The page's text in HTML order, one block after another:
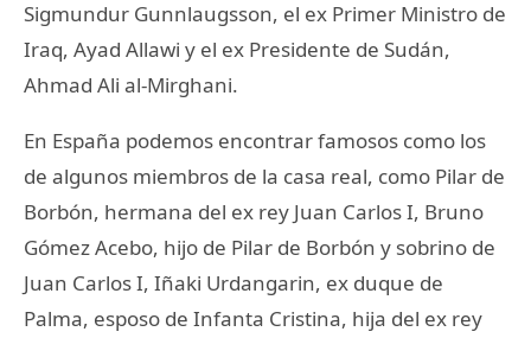
Sigmundur Gunnlaugsson, el ex Primer Ministro de
Iraq, Ayad Allawi y el ex Presidente de Sudán,
Ahmad Ali al-Mirghani.
En España podemos encontrar famosos como los
de algunos miembros de la casa real, como Pilar de
Borbón, hermana del ex rey Juan Carlos I, Bruno
Gómez Acebo, hijo de Pilar de Borbón y sobrino de
Juan Carlos I, Iñaki Urdangarin, ex duque de
Palma, esposo de Infanta Cristina, hija del ex rey